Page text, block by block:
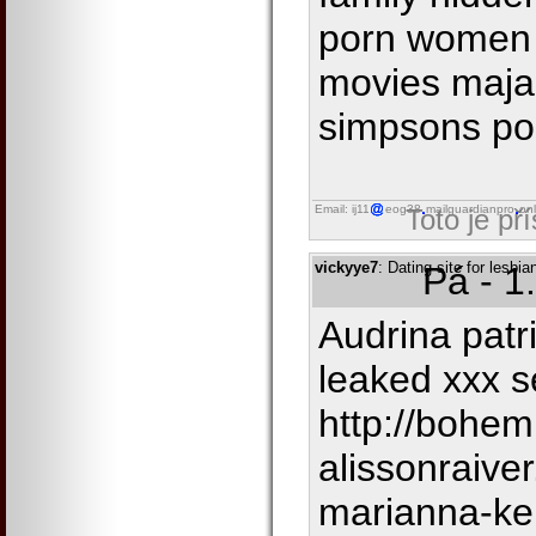
porn
movies
simpsons
Email: ij11 eog38 mailguardianpro
Toto je
vickyye7: Dating site for
Pá -
Audrina
leaked xxx
http://
marianna-